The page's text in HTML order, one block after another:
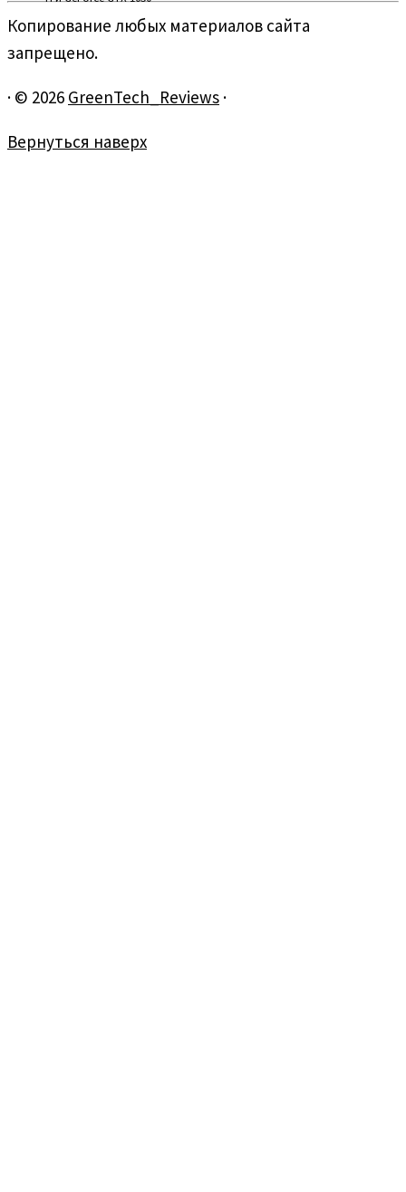
Копирование любых материалов сайта
запрещено.
· © 2026 GreenTech_Reviews ·
Вернуться наверх